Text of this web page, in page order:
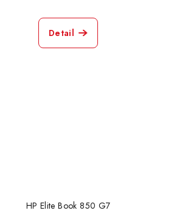
Detail
HP Elite Book 850 G7